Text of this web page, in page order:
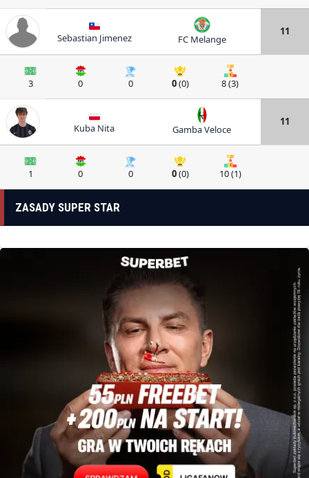
Sebastian Jimenez FC Melange
11
3 0 0 0(0) 8 (3)
Kuba Nita Gamba Veloce
11
1 0 0 0(0) 10 (1)
ZASADY SUPER STAR